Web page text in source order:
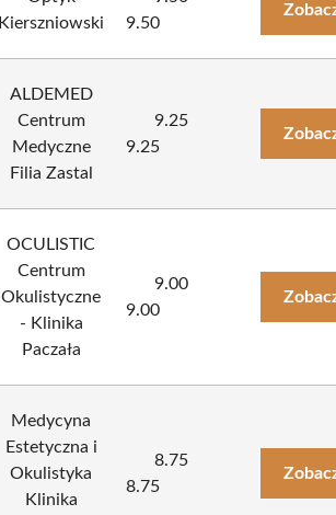
Kierszniowski
9.50
ALDEMED
Centrum
Medyczne
Filia Zastal
9.25
9.25
OCULISTIC
Centrum
Okulistyczne
- Klinika
Paczała
9.00
9.00
Medycyna
Estetyczna i
Okulistyka
Klinika
8.75
8.75